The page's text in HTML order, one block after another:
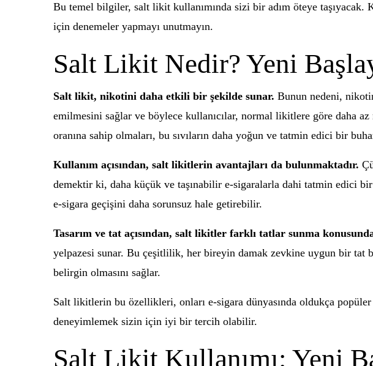
Bu temel bilgiler, salt likit kullanımında sizi bir adım öteye
için denemeler yapmayı unutmayın.
Salt Likit Nedir? Yeni
Salt likit, nikotini daha etkili bir şekilde sunar. Bunun nedeni,
emilmesini sağlar ve böylece kullanıcılar, normal likitlere göre daha
oranına sahip olmaları, bu sıvıların daha yoğun ve tatmin edici bir
Kullanım açısından, salt likitlerin avantajları da bulunmaktadır.
demektir ki, daha küçük ve taşınabilir e-sigaralarla dahi tatmin edici
e-sigara geçişini daha sorunsuz hale getirebilir.
Tasarım ve tat açısından, salt likitler farklı tatlar sunma
yelpazesi sunar. Bu çeşitlilik, her bireyin damak zevkine uygun bir tat
belirgin olmasını sağlar.
Salt likitlerin bu özellikleri, onları e-sigara dünyasında oldukça
deneyimlemek sizin için iyi bir tercih olabilir.
Salt Likit Kullanımı: Yeni